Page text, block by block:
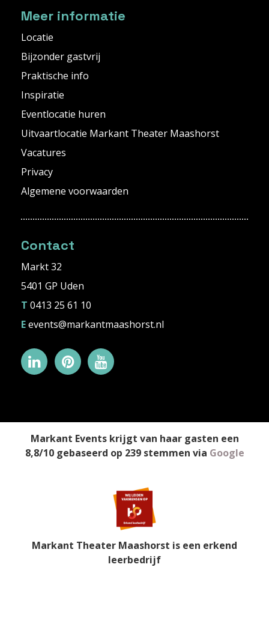
Meer informatie
Locatie
Bijzonder gastvrij
Praktische info
Inspiratie
Eventlocatie huren
Uitvaartlocatie Markant Theater Maashorst
Vacatures
Privacy
Algemene voorwaarden
Contact
Markt 32
5401 GP Uden
T 0413 25 61 10
Eevents@markantmaashorst.nl
Markant Eventskrijgt van haar gasten een
8,8/10gebaseerd op 239stemmen via Google
Markant Theater Maashorst is een erkend
leerbedrijf